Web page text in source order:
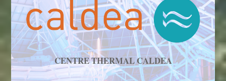
CENTRE THERMAL CALDEA